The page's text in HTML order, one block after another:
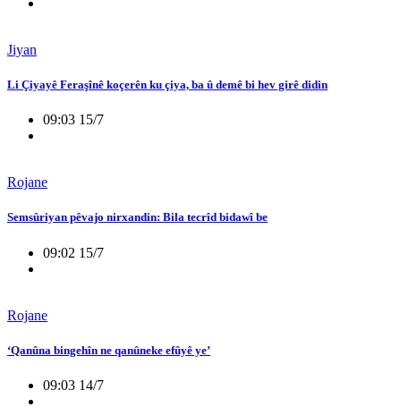
Jiyan
Li Çiyayê Feraşînê koçerên ku çiya, ba û demê bi hev girê didin
09:03 15/7
Rojane
Semsûriyan pêvajo nirxandin: Bila tecrîd bidawî be
09:02 15/7
Rojane
‘Qanûna bingehîn ne qanûneke efûyê ye’
09:03 14/7